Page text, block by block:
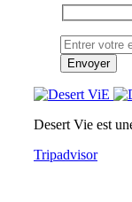
Desert Vie est
Tripadvisor